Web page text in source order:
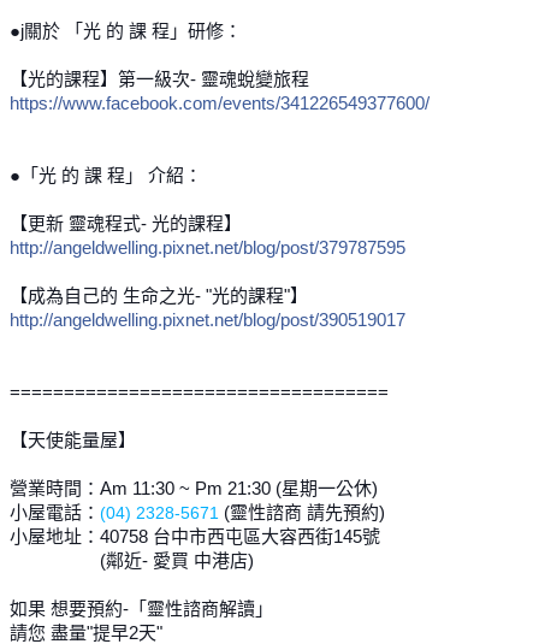
●j關於 「光 的 課 程」研修：
【光的課程】第一級次- 靈魂蛻變旅程
https://www.facebook.com/events/341226549377600/
●「光 的 課 程」 介紹：
【更新 靈魂程式- 光的課程】
http://angeldwelling.pixnet.net/blog/post/379787595
【成為自己的 生命之光- "光的課程"】
http://angeldwelling.pixnet.net/blog/post/390519017
===================================
【天使能量屋】
營業時間：Am 11:30 ~ Pm 21:30 (星期一公休)
小屋電話： (04) 2328-5671 (靈性諮商 請先預約)
小屋地址：40758 台中市西屯區大容西街145號
(鄰近- 愛買 中港店)
如果 想要預約-「靈性諮商解讀」
請您 盡量"提早2天"